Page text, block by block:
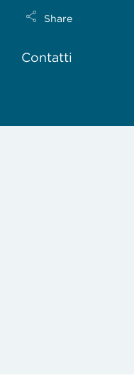
Contatti
Share